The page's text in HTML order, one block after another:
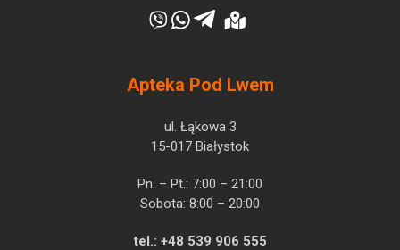
Apteka Pod Lwem
ul. Łąkowa 3
15-017 Białystok
Pn. – Pt.: 7:00 – 21:00
Sobota: 8:00 – 20:00
tel.: +48 539 906 555